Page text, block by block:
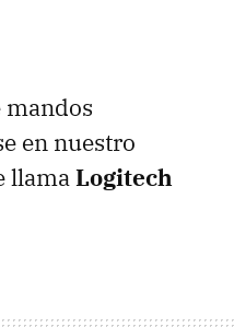
en nuestro
llamaLogitech